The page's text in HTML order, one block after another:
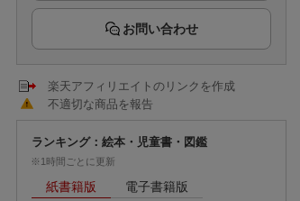
お問い合わせ
楽天アフィリエイトのリンクを作成
不適切な商品を報告
ランキング：絵本・児童書・図鑑
※1時間ごとに更新
紙書籍版 電子書籍版